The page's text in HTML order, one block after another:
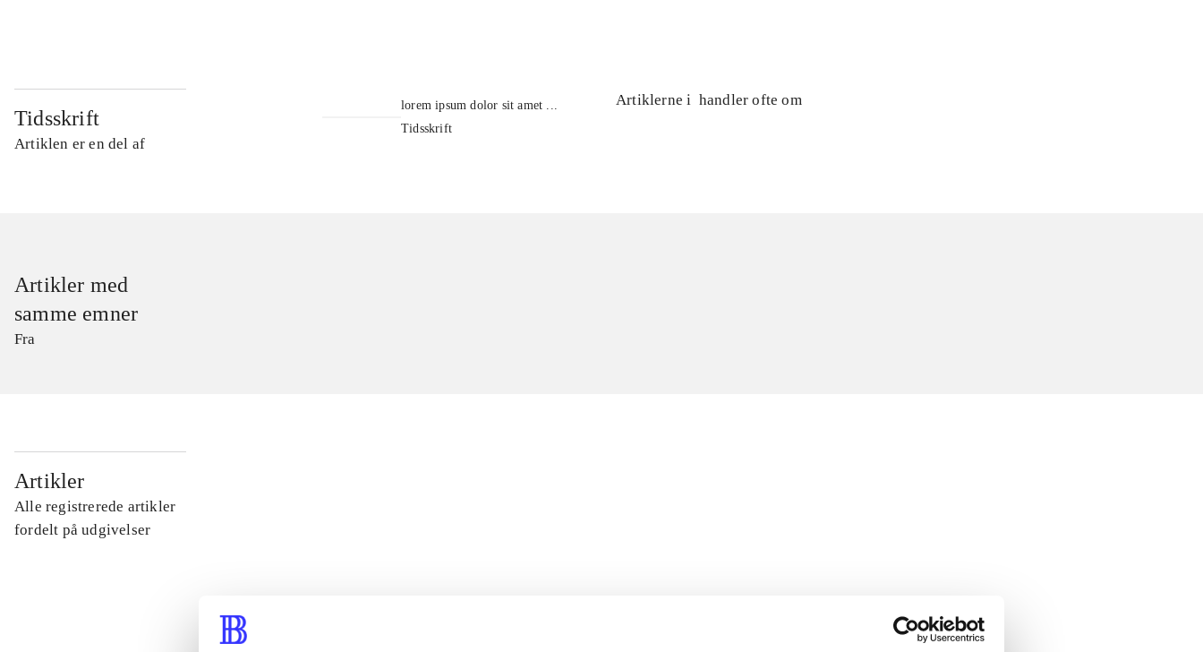
Tidsskrift
Artiklen er en del af
lorem ipsum dolor sit amet ...
Tidsskrift
Artiklerne i handler ofte om
Artikler med
samme emner
Fra
Artikler
Alle registrerede artikler
fordelt på udgivelser